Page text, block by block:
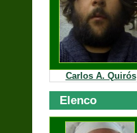
Carlos A. Quirós
Elenco